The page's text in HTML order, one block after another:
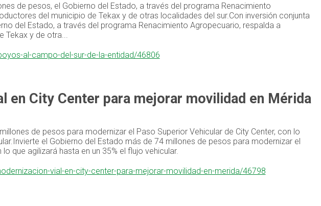
de pesos, el Gobierno del Estado, a través del programa Renacimiento
del municipio de Tekax y de otras localidades del sur.Con inversión conjunta
del Estado, a través del programa Renacimiento Agropecuario, respalda a
y de otra...
al-campo-del-sur-de-la-entidad/46806
en City Center para mejorar movilidad en Mérida
de pesos para modernizar el Paso Superior Vehicular de City Center, con lo
el Gobierno del Estado más de 74 millones de pesos para modernizar el
que agilizará hasta en un 35% el flujo vehicular.
vial-en-city-center-para-mejorar-movilidad-en-merida/46798